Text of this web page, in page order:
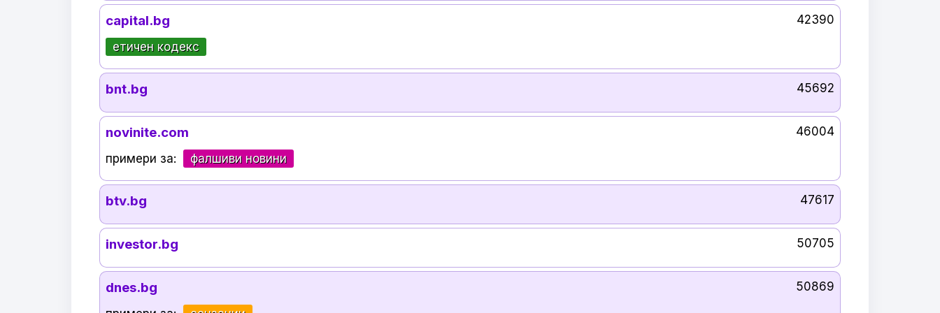
capital.bg
етичен кодекс
42390
bnt.bg 45692
novinite.com
примери за: фалшиви новини
46004
btv.bg 47617
investor.bg 50705
dnes.bg 50869